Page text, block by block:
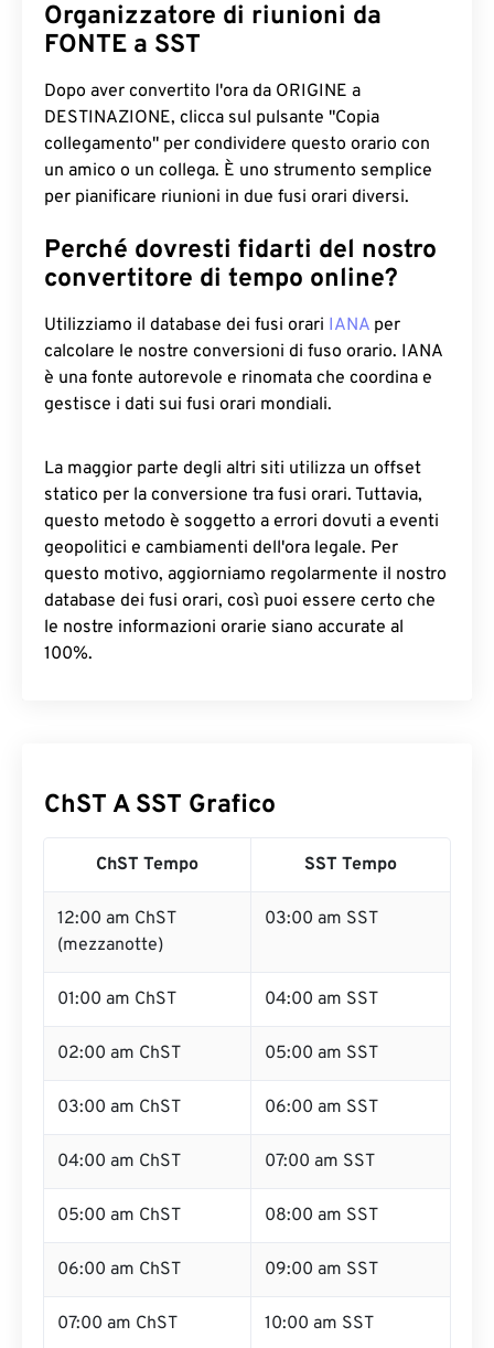
Organizzatore di riunioni da
FONTE a SST
Dopo aver convertito l'ora da ORIGINE a
DESTINAZIONE, clicca sul pulsante "Copia
collegamento" per condividere questo orario con
un amico o un collega. È uno strumento semplice
per pianificare riunioni in due fusi orari diversi.
Perché dovresti fidarti del nostro
convertitore di tempo online?
Utilizziamo il database dei fusi orari IANA per
calcolare le nostre conversioni di fuso orario. IANA
è una fonte autorevole e rinomata che coordina e
gestisce i dati sui fusi orari mondiali.
La maggior parte degli altri siti utilizza un offset
statico per la conversione tra fusi orari. Tuttavia,
questo metodo è soggetto a errori dovuti a eventi
geopolitici e cambiamenti dell'ora legale. Per
questo motivo, aggiorniamo regolarmente il nostro
database dei fusi orari, così puoi essere certo che
le nostre informazioni orarie siano accurate al
100%.
ChST A SST Grafico
ChST Tempo SST Tempo
12:00 am ChST
(mezzanotte)
03:00 am SST
01:00 am ChST 04:00 am SST
02:00 am ChST 05:00 am SST
03:00 am ChST 06:00 am SST
04:00 am ChST 07:00 am SST
05:00 am ChST 08:00 am SST
06:00 am ChST 09:00 am SST
07:00 am ChST 10:00 am SST